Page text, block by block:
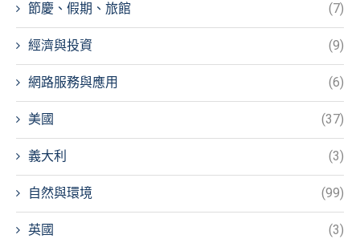
節慶、假期、旅館 (7)
經濟與投資 (9)
網路服務與應用 (6)
美國 (37)
義大利 (3)
自然與環境 (99)
英國 (3)